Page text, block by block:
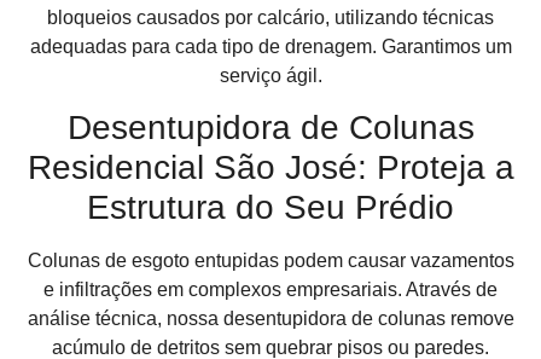
bloqueios causados por calcário, utilizando técnicas
adequadas para cada tipo de drenagem. Garantimos um
serviço ágil.
Desentupidora de Colunas
Residencial São José: Proteja a
Estrutura do Seu Prédio
Colunas de esgoto entupidas podem causar vazamentos
e infiltrações em complexos empresariais. Através de
análise técnica, nossa desentupidora de colunas remove
acúmulo de detritos sem quebrar pisos ou paredes.